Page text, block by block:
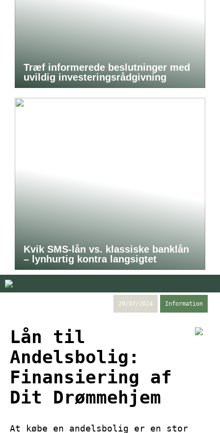
Træf informerede beslutninger med
uvildig investeringsrådgivning
Kvik SMS-lån vs. klassiske banklån
– lynhurtig kontra langsigtet
29/07/2024 Information
Lån til
Andelsbolig:
Finansiering af
Dit Drømmehjem
At købe en andelsbolig er en stor